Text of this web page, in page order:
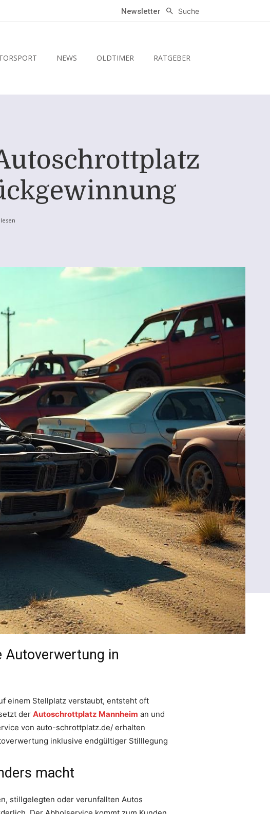
Newsletter Suche
NEWS OLDTIMER RATGEBER
Autoverwertung in
einem Stellplatz verstaubt, entsteht oft
der Autoschrottplatz Mannheim an und
von auto-schrottplatz.de/ erhalten
inklusive endgültiger Stilllegung
macht
stillgelegten oder verunfallten Autos